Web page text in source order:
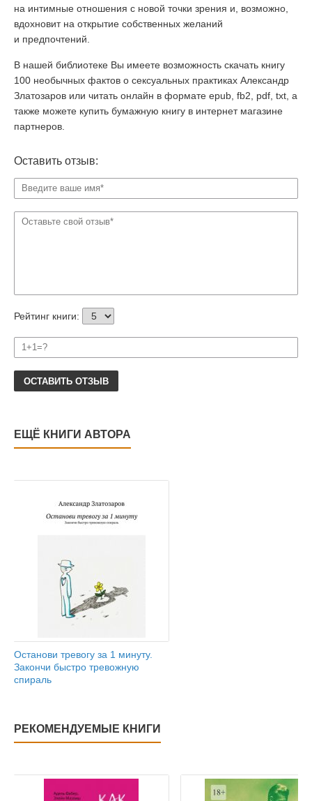
на интимные отношения с новой точки зрения и, возможно,
вдохновит на открытие собственных желаний
и предпочтений.
В нашей библиотеке Вы имеете возможность скачать книгу
100 необычных фактов о сексуальных практиках Александр
Златозаров или читать онлайн в формате epub, fb2, pdf, txt, а
также можете купить бумажную книгу в интернет магазине
партнеров.
Оставить отзыв:
Рейтинг книги:
ОСТАВИТЬ ОТЗЫВ
ЕЩЁ КНИГИ АВТОРА
Останови тревогу за 1 минуту.
Закончи быстро тревожную
спираль
РЕКОМЕНДУЕМЫЕ КНИГИ